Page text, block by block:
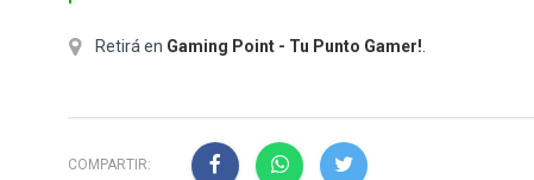
Retirá en Gaming Point - Tu Punto Gamer!
COMPARTIR: